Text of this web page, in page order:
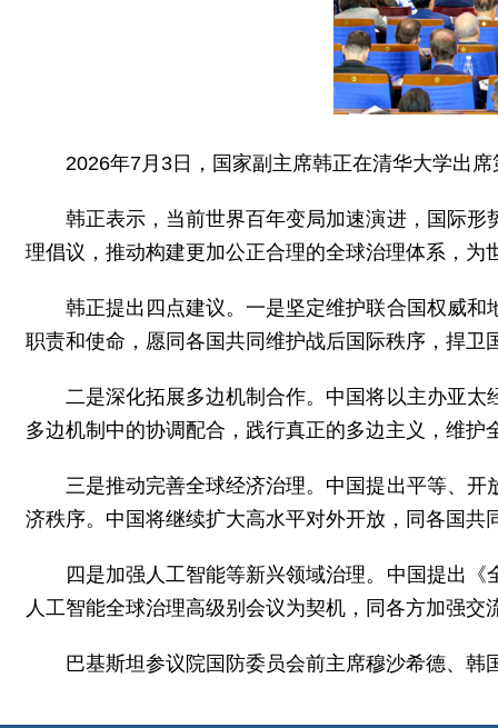
2026年7月3日，国家副主席韩正在清华大学出
韩正表示，当前世界百年变局加速演进，国际
理倡议，推动构建更加公正合理的全球治理体系，为
韩正提出四点建议。一是坚定维护联合国权威
职责和使命，愿同各国共同维护战后国际秩序，捍卫
二是深化拓展多边机制合作。中国将以主办亚
多边机制中的协调配合，践行真正的多边主义，维护
三是推动完善全球经济治理。中国提出平等、
济秩序。中国将继续扩大高水平对外开放，同各国共
四是加强人工智能等新兴领域治理。中国提出
人工智能全球治理高级别会议为契机，同各方加强
巴基斯坦参议院国防委员会前主席穆沙希德、